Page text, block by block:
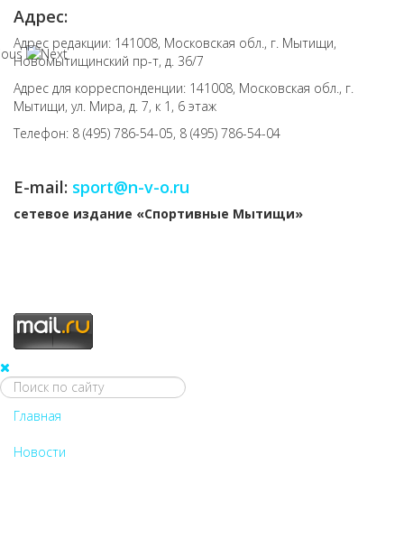
Адрес:
Адрес редакции: 141008, Московская обл., г. Мытищи,
Новомытищинский пр-т, д. 36/7
Адрес для корреспонденции: 141008, Московская обл., г.
Мытищи, ул. Мира, д. 7, к 1, 6 этаж
Телефон: 8 (495) 786-54-05, 8 (495) 786-54-04
E-mail: sport@n-v-o.ru
cетевое издание «Спортивные Мытищи»
Главная
Новости